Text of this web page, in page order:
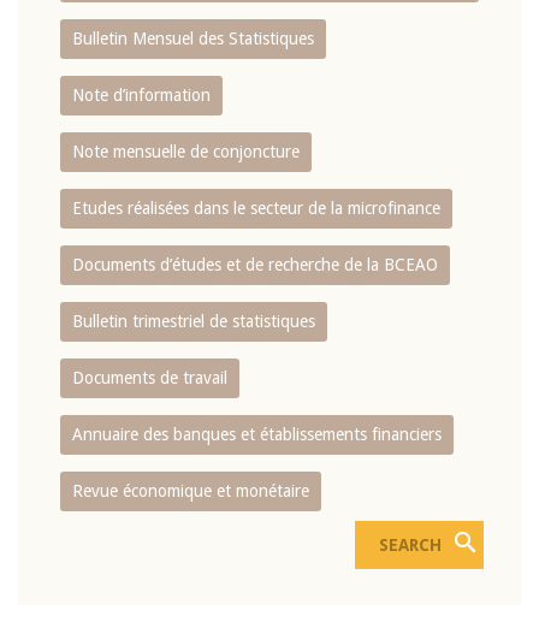
Bulletin Mensuel des Statistiques
Note d’information
Note mensuelle de conjoncture
Etudes réalisées dans le secteur de la microfinance
Documents d’études et de recherche de la BCEAO
Bulletin trimestriel de statistiques
Documents de travail
Annuaire des banques et établissements financiers
Revue économique et monétaire